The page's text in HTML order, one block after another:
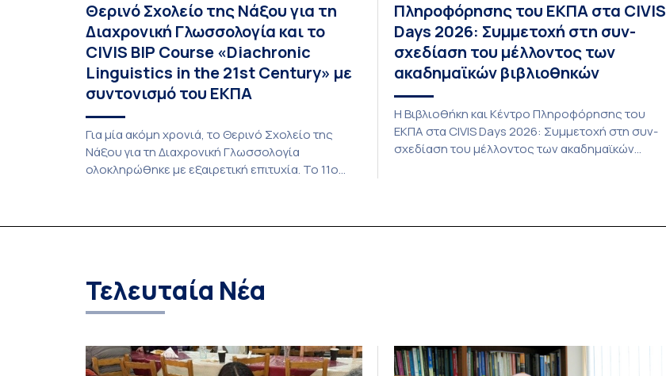
Θερινό Σχολείο της Νάξου για τη
Διαχρονική Γλωσσολογία και το
CIVIS BIP Course «Diachronic
Linguistics in the 21st Century» με
συντονισμό του ΕΚΠΑ
Για μία ακόμη χρονιά, το Θερινό Σχολείο της
Νάξου για τη Διαχρονική Γλωσσολογία
ολοκληρώθηκε με εξαιρετική επιτυχία. Το 11ο
Linguistics in the 21st Century», διεξήχθη από τις
Πληροφόρησης του ΕΚΠΑ στα CIVIS
Days 2026: Συμμετοχή στη συν-
σχεδίαση του μέλλοντος των
ακαδημαϊκών βιβλιοθηκών
Η Βιβλιοθήκη και Κέντρο Πληροφόρησης του
ΕΚΠΑ στα CIVIS Days 2026: Συμμετοχή στη συν-
σχεδίαση του μέλλοντος των ακαδημαϊκών
Τελευταία Νέα